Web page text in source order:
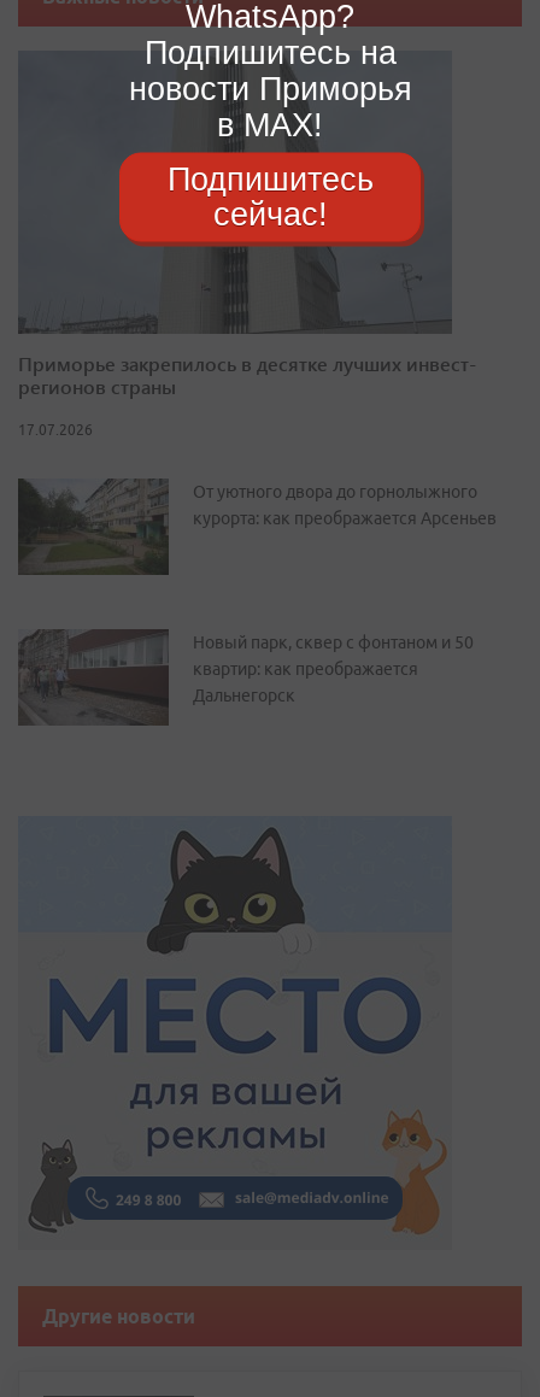
Приморье закрепилось в десятке лучших инвест-
регионов страны
17.07.2026
От уютного двора до горнолыжного
курорта: как преображается Арсеньев
Новый парк, сквер с фонтаном и 50
квартир: как преображается
Дальнегорск
Другие новости
WhatsApp?
Подпишитесь на
новости Приморья
в MAX!
Подпишитесь
сейчас!